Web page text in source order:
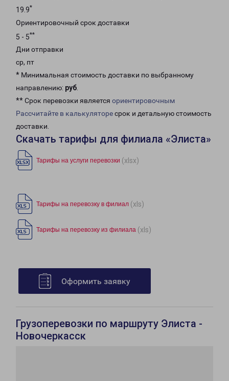
19.9*
Ориентировочный срок доставки
5 - 5**
Дни отправки
ср, пт
* Минимальная стоимость доставки по выбранному
направлению: руб.
** Срок перевозки является ориентировочным
Рассчитайте в калькуляторесрок и детальную стоимость
доставки.
Скачать тарифы для филиала «Элиста»
Тарифы на услуги перевозки (xlsx)
Тарифы на перевозку в филиал (xls)
Тарифы на перевозку из филиала (xls)
Оформить заявку
Грузоперевозки по маршруту Элиста -
Новочеркасск